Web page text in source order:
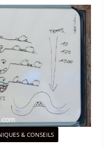
& CONSEILS